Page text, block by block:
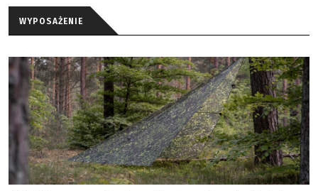
WYPOSAŻENIE